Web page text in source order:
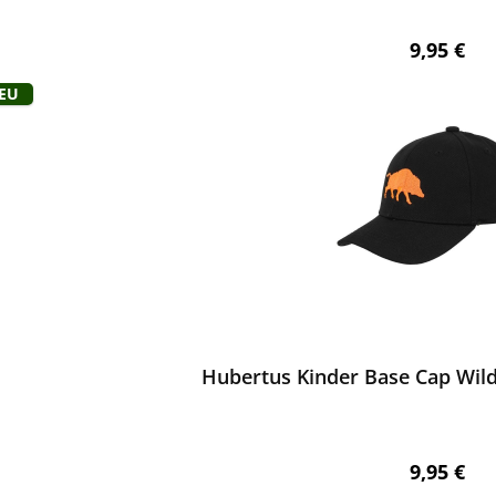
Regulärer
9,95 €
Hubertus Kinder Base Cap
Regulärer
9,95 €